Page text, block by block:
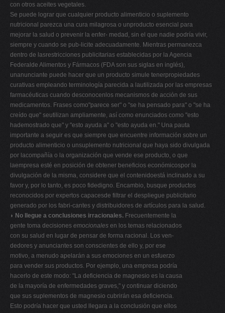
con otros aceites vegetales.
Se puede lograr que cualquier producto alimenticio o suplemento
nutricional parezca una cura milagrosa o unproducto esencial para
mejorar la salud o prevenir la enfer- medad, sin el que nadie podría vivir,
siempre y cuando se pub-licite adecuadamente. Mientras permanezca
dentro de lasrestricciones publicitarias establecidas por la Agencia
Federalde Alimentos y Fármacos (FDA son sus siglas en inglés),
unanunciante puede hacer que un producto simule tenerpropiedades
curativas empleando terminología parecida a lautilizada por las empresas
farmacéuticas cuando desconocenlos mecanismos de acción de sus
medicamentos. Frases como"parece ser" o "se ha pensado para" o "se ha
creído que" seutilizan ampliamente, así como enunciados como "esto
hademostrado que" y "esto ayuda a" o "esto ayuda en." Una pauta
importante a seguir es que siempre que encuentre información sobre un
producto alimenticio o unsuplemento nutricional que haya sido divulgada
por lacompañía o la organización que vende ese producto, o que
laempresa esté en posición de obtener beneficios económicospor la
divulgación de la misma, considere que el contenidoestá inclinado a su
favor y, por lo tanto, es poco fidedigno. Encambio, busque productos
reconocidos por expertos capacesde filtrar el despliegue publicitario
generado por los fabri-cantes y distribuidores de artículos para la salud.
◗ No llegue a conclusiones irracionales. Frecuentemente la
gente toma decisiones emocionales en los temas relacionados
con su salud en lugar de pensar de forma racional. Los ven-
dedores y anunciantes son conscientes de ello y, por ese
motivo, a menudo apelarán a sus emociones en un esfuerzo
para vender sus productos. Por ejemplo, una empresa podría
hacerlo de este modo: "La deficiencia de magnesio es la causa
de la mayoría de enfermedades graves," y continuar diciendo
que sus suplementos de magnesio cubrirán esa deficiencia.
Esto podría hacer que usted llegara a la conclusión que ellos